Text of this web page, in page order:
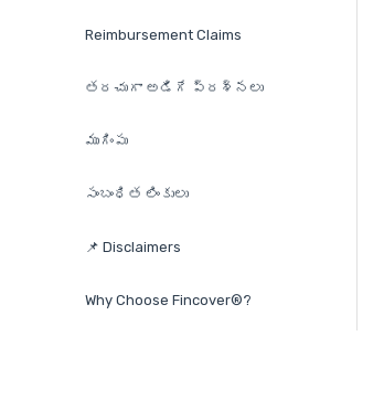
Reimbursement Claims
తరచుగా అడిగే ప్రశ్నలు
ముగింపు
సంబంధిత లింకులు
📌 Disclaimers
Why Choose Fincover®?